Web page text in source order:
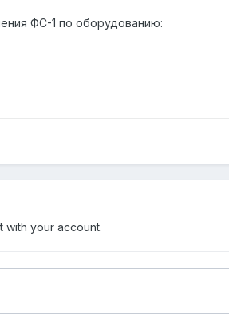
ФС-1 по оборудованию:
with your account.